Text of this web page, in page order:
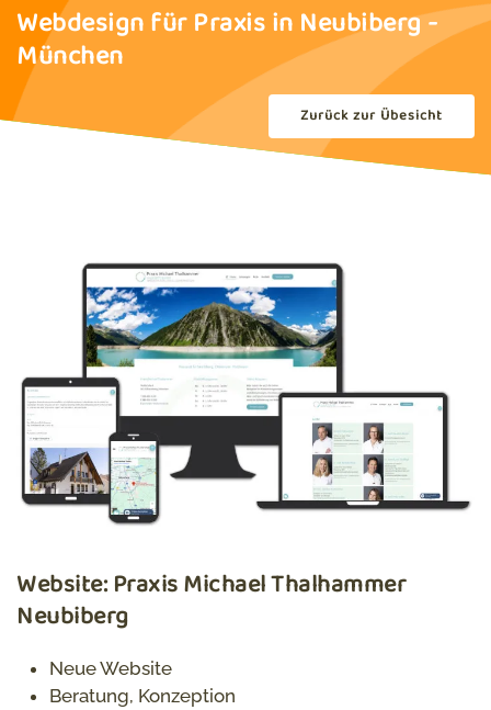
Webdesign für Praxis in Neubiberg -
München
Zurück zur Übesicht
Website: Praxis Michael Thalhammer
Neubiberg
Neue Website
Beratung, Konzeption